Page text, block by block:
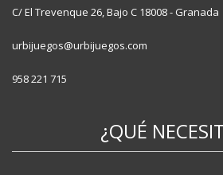
Vallas
C/ El Trevenque 26, Bajo C 18008 - Granada
urbijuegos@urbijuegos.com
958 221 715
¿QUÉ